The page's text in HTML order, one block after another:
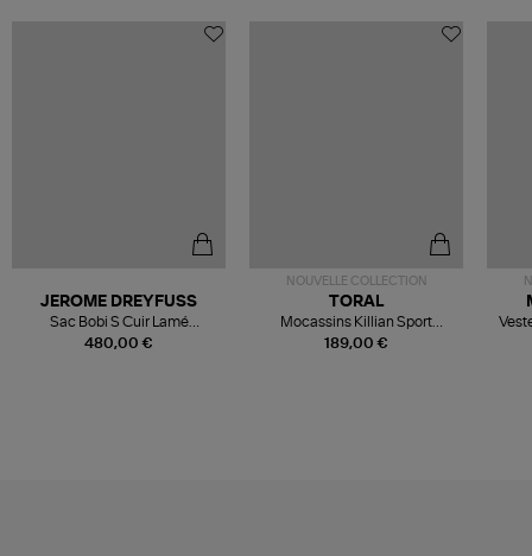
480,00 €
JEROME DREYFUSS
Sac Bobi S Cuir Lamé
Champagne
NOUVELLE COLLECTION
189,00 €
TORAL
Mocassins Killian Sport
Mousse